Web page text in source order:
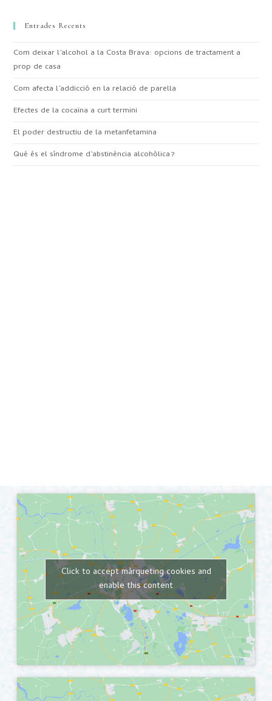
Entrades Recents
Com deixar l’alcohol a la Costa Brava: opcions de tractament a
prop de casa
Com afecta l’addicció en la relació de parella
Efectes de la cocaïna a curt termini
El poder destructiu de la metanfetamina
Qué és el síndrome d’abstinència alcohòlica?
Click to accept màrqueting cookies and
enable this content